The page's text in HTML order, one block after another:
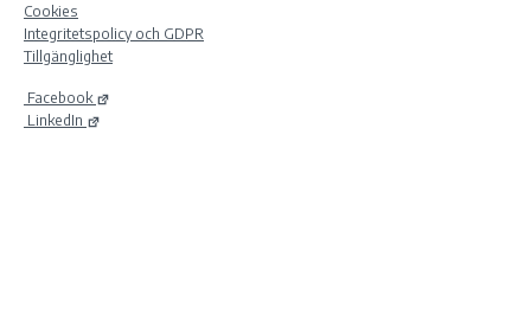
Cookies
Integritetspolicy och GDPR
Tillgänglighet
Facebook
LinkedIn